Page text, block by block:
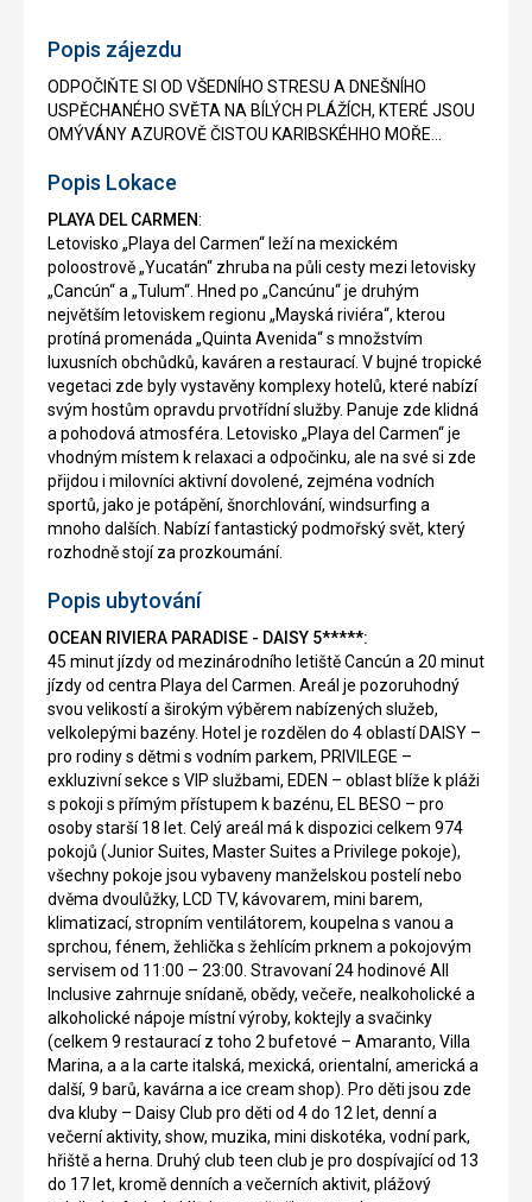
Popis zájezdu
ODPOČIŇTE SI OD VŠEDNÍHO STRESU A DNEŠNÍHO
USPĚCHANÉHO SVĚTA NA BÍLÝCH PLÁŽÍCH, KTERÉ JSOU
OMÝVÁNY AZUROVĚ ČISTOU KARIBSKÉHHO MOŘE...
Popis Lokace
PLAYA DEL CARMEN:
Letovisko „Playa del Carmen“ leží na mexickém
poloostrově „Yucatán“ zhruba na půli cesty mezi letovisky
„Cancún“ a „Tulum“. Hned po „Cancúnu“ je druhým
největším letoviskem regionu „Mayská riviéra“, kterou
protíná promenáda „Quinta Avenida“ s množstvím
luxusních obchůdků, kaváren a restaurací. V bujné tropické
vegetaci zde byly vystavěny komplexy hotelů, které nabízí
svým hostům opravdu prvotřídní služby. Panuje zde klidná
a pohodová atmosféra. Letovisko „Playa del Carmen“ je
vhodným místem k relaxaci a odpočinku, ale na své si zde
přijdou i milovníci aktivní dovolené, zejména vodních
sportů, jako je potápění, šnorchlování, windsurfing a
mnoho dalších. Nabízí fantastický podmořský svět, který
rozhodně stojí za prozkoumání.
Popis ubytování
OCEAN RIVIERA PARADISE - DAISY 5*****:
45 minut jízdy od mezinárodního letiště Cancún a 20 minut
jízdy od centra Playa del Carmen. Areál je pozoruhodný
svou velikostí a širokým výběrem nabízených služeb,
velkolepými bazény. Hotel je rozdělen do 4 oblastí DAISY –
pro rodiny s dětmi s vodním parkem, PRIVILEGE –
exkluzivní sekce s VIP službami, EDEN – oblast blíže k pláži
s pokoji s přímým přístupem k bazénu, EL BESO – pro
osoby starší 18 let. Celý areál má k dispozici celkem 974
pokojů (Junior Suites, Master Suites a Privilege pokoje),
všechny pokoje jsou vybaveny manželskou postelí nebo
dvěma dvoulůžky, LCD TV, kávovarem, mini barem,
klimatizací, stropním ventilátorem, koupelna s vanou a
sprchou, fénem, žehlička s žehlícím prknem a pokojovým
servisem od 11:00 – 23:00. Stravovaní 24 hodinové All
Inclusive zahrnuje snídaně, obědy, večeře, nealkoholické a
alkoholické nápoje místní výroby, koktejly a svačinky
(celkem 9 restaurací z toho 2 bufetové – Amaranto, Villa
Marina, a a la carte italská, mexická, orientalní, americká a
další, 9 barů, kavárna a ice cream shop). Pro děti jsou zde
dva kluby – Daisy Club pro děti od 4 do 12 let, denní a
večerní aktivity, show, muzika, mini diskotéka, vodní park,
hřiště a herna. Druhý club teen club je pro dospívající od 13
do 17 let, kromě denních a večerních aktivit, plážový